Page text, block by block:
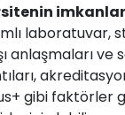
laboratuvar,
anlaşmaları ve
gibi faktörler